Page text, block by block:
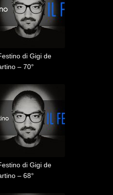
di Gigi de
– 70°
di Gigi de
– 68°